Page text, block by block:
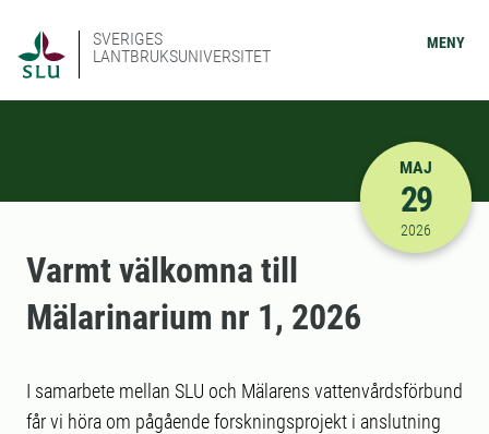
SVERIGES
LANTBRUKSUNIVERSITET
MENY
2026-05-
MAJ
29
2026
Varmt välkomna till
Mälarinarium nr 1, 2026
I samarbete mellan SLU och Mälarens vattenvårdsförbund
får vi höra om pågående forskningsprojekt i anslutning